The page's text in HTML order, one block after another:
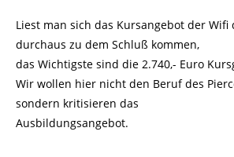
Liest man sich das Kursangebot der Wifi
durchaus zu dem Schluß kommen,
das Wichtigste sind die 2.740,- Euro
Wir wollen hier nicht den Beruf des
sondern kritisieren das
Ausbildungsangebot.